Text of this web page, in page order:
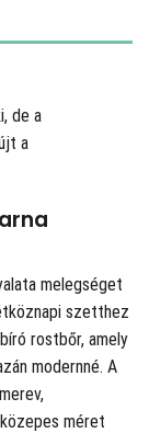
de a
a
melegséget
szetthez
rostbőr, amely
modernné. A
méret